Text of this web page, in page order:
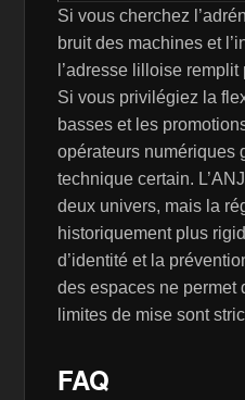
Si vous cherchez
bruit des machines et
l’adresse lilloise
Si vous privilégiez la
basses et les
opérateurs numériques
technique certain.
deux univers, mais la
historiquement plus
d’identité et la
des espaces ne permet
limites de mise sont
FAQ